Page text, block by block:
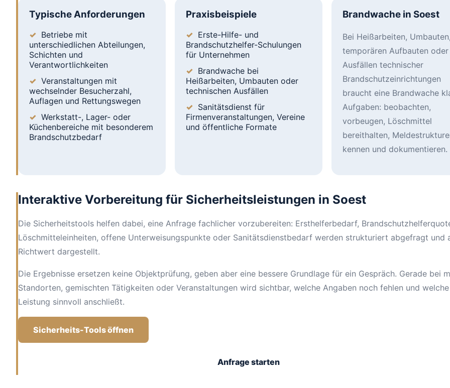
Typische Anforderungen
Betriebe mit
unterschiedlichen Abteilungen,
Schichten und
Verantwortlichkeiten
Veranstaltungen mit
wechselnder Besucherzahl,
Auflagen und Rettungswegen
Werkstatt-, Lager- oder
Küchenbereiche mit besonderem
Brandschutzbedarf
Praxisbeispiele
Erste-Hilfe- und
Brandschutzhelfer-Schulungen
für Unternehmen
Brandwache bei
Heißarbeiten, Umbauten oder
technischen Ausfällen
Sanitätsdienst für
Firmenveranstaltungen, Vereine
und öffentliche Formate
Brandwache in Soest
Bei Heißarbeiten, Umbauten,
temporären Aufbauten oder
Ausfällen technischer
Brandschutzeinrichtungen
braucht eine Brandwache
Aufgaben: beobachten,
vorbeugen, Löschmittel
bereithalten,
kennen und dokumentieren.
Interaktive Vorbereitung für Sicherheitsleistungen in Soest
Die Sicherheitstools helfen dabei, eine Anfrage fachlicher vorzubereiten: Ersthelferbedarf,
Löschmitteleinheiten, offene Unterweisungspunkte oder Sanitätsdienstbedarf werden strukturiert abgefragt und
Richtwert dargestellt.
Die Ergebnisse ersetzen keine Objektprüfung, geben aber eine bessere Grundlage für ein Gespräch. Gerade bei
Standorten, gemischten Tätigkeiten oder Veranstaltungen wird sichtbar, welche Angaben noch fehlen und welche
Leistung sinnvoll anschließt.
Sicherheits-Tools öffnen
Anfrage starten